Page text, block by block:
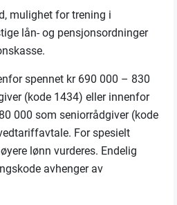
mulighet for trening i
lån- og pensjonsordninger
spennet kr 690 000 – 830
(kode 1434) eller innenfor
000 som seniorrådgiver (kode
For spesielt
lønn vurderes. Endelig
avhenger av